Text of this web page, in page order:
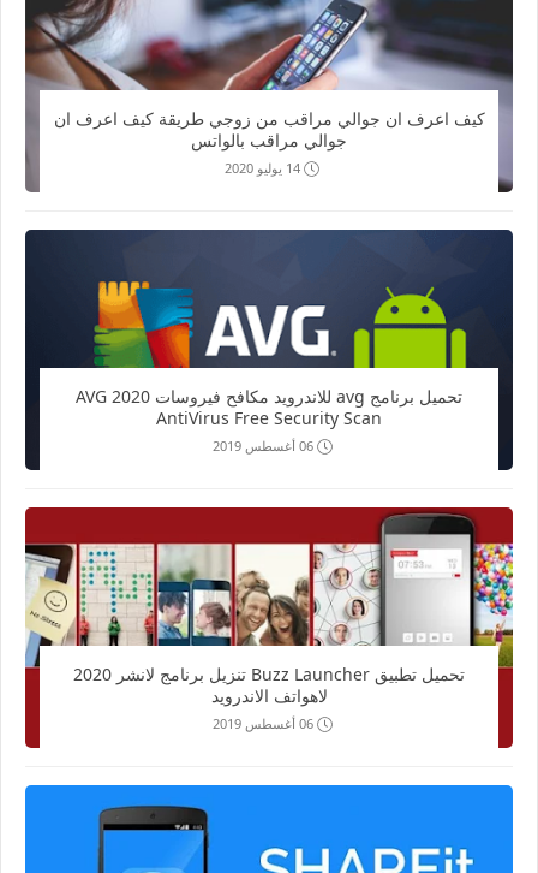
كيف اعرف ان جوالي مراقب من زوجي طريقة كيف اعرف ان
جوالي مراقب بالواتس
14 يوليو 2020
تحميل برنامج avg للاندرويد مكافح فيروسات 2020 AVG
AntiVirus Free Security Scan
06 أغسطس 2019
تحميل تطبيق Buzz Launcher تنزيل برنامج لانشر 2020
لاهواتف الاندرويد
06 أغسطس 2019